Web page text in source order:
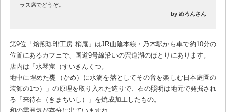
ラス席でどうぞ。
by めろんさん
第9位「焙煎珈琲工房 梢庵」はJR山陰本線・乃木駅から車で約10分の
位置にあるカフェで、国道9号線沿いの宍道湖のほとりにあります。
店内は「水琴窟（すいきんくつ。
地中に埋めた甕（かめ）に水滴を落としてその音を楽しむ日本庭園の
装飾の1つ）」の原理を取り入れた造りで、石の照明は地元で発掘され
る「来待石（きまちいし）」を焼成加工したもの。